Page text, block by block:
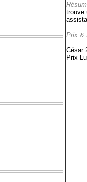
trouve
Prix &
César
Prix